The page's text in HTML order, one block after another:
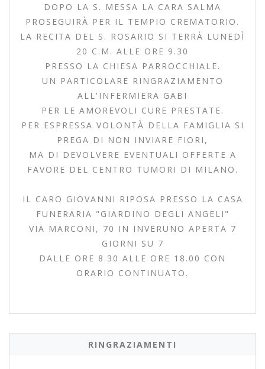
DOPO LA S. MESSA LA CARA SALMA
PROSEGUIRÀ PER IL TEMPIO CREMATORIO.
LA RECITA DEL S. ROSARIO SI TERRÀ LUNEDÌ
20 C.M. ALLE ORE 9.30
PRESSO LA CHIESA PARROCCHIALE.
UN PARTICOLARE RINGRAZIAMENTO
ALL'INFERMIERA GABI
PER LE AMOREVOLI CURE PRESTATE.
PER ESPRESSA VOLONTÀ DELLA FAMIGLIA SI
PREGA DI NON INVIARE FIORI,
MA DI DEVOLVERE EVENTUALI OFFERTE A
FAVORE DEL CENTRO TUMORI DI MILANO.
IL CARO GIOVANNI RIPOSA PRESSO LA CASA
FUNERARIA "GIARDINO DEGLI ANGELI"
VIA MARCONI, 70 IN INVERUNO APERTA 7
GIORNI SU 7
DALLE ORE 8.30 ALLE ORE 18.00 CON
ORARIO CONTINUATO.
RINGRAZIAMENTI